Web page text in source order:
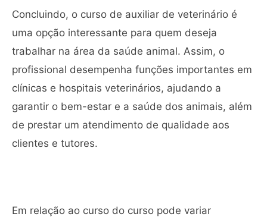
Concluindo, o curso de auxiliar de veterinário é
uma opção interessante para quem deseja
trabalhar na área da saúde animal. Assim, o
profissional desempenha funções importantes em
clínicas e hospitais veterinários, ajudando a
garantir o bem-estar e a saúde dos animais, além
de prestar um atendimento de qualidade aos
clientes e tutores.
Em relação ao curso do curso pode variar